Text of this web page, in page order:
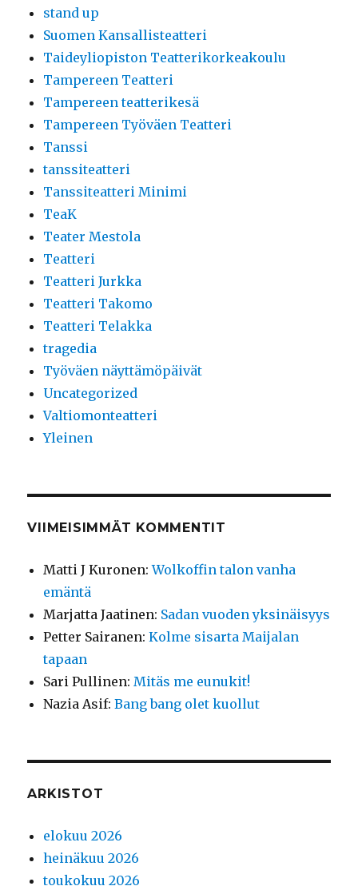
stand up
Suomen Kansallisteatteri
Taideyliopiston Teatterikorkeakoulu
Tampereen Teatteri
Tampereen teatterikesä
Tampereen Työväen Teatteri
Tanssi
tanssiteatteri
Tanssiteatteri Minimi
TeaK
Teater Mestola
Teatteri
Teatteri Jurkka
Teatteri Takomo
Teatteri Telakka
tragedia
Työväen näyttämöpäivät
Uncategorized
Valtiomonteatteri
Yleinen
VIIMEISIMMÄT KOMMENTIT
Matti J Kuronen:Wolkoffin talon vanha
emäntä
Marjatta Jaatinen: Sadan vuoden yksinäisyys
Petter Sairanen:Kolme sisarta Maijalan
tapaan
Sari Pullinen:Mitäs me eunukit!
Nazia Asif:Bang bang olet kuollut
ARKISTOT
elokuu 2026
heinäkuu 2026
toukokuu 2026